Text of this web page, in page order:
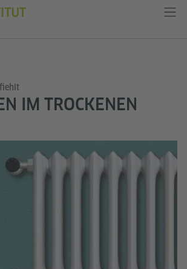
IM TROCKENEN